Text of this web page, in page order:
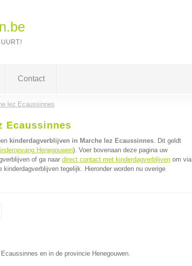
Contact
lez Ecaussinnes
Ecaussinnes
kinderdagverblijven in Marche lez Ecaussinnes. Dit geldt
Henegouwen). Voer bovenaan deze pagina uw
of ga naar direct contact met kinderdagverblijvenom via
tegelijk. Hieronder worden nu overige
en in de provincie Henegouwen.